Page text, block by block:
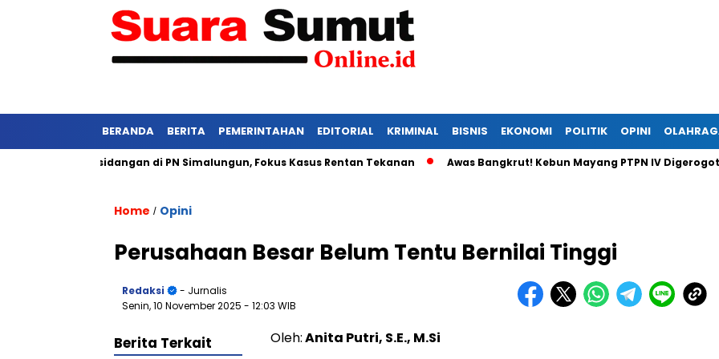
BERANDA BERITA PEMERINTAHAN EDITORIAL KRIMINAL BISNIS EKONOMI POLITIK OPINI
Ketat Persidangan di PN Simalungun, Fokus Kasus Rentan Tekanan Awas Bangkrut! Kebun Mayang PTPN IV Digerogoti
Home / Opini
Perusahaan Besar Belum Tentu Bernilai Tinggi
Redaksi
- Jurnalis
Senin, 10 November 2025 - 12:03 WIB
Oleh:Anita Putri, S.E., M.Si
Berita Terkait